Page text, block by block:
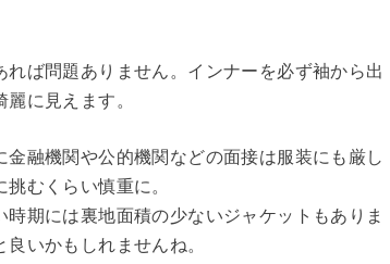
ば問題ありません。インナーを必ず袖から出
に見えます。
融機関や公的機関などの面接は服装にも厳し
むくらい慎重に。
期には裏地面積の少ないジャケットもありま
いかもしれませんね。